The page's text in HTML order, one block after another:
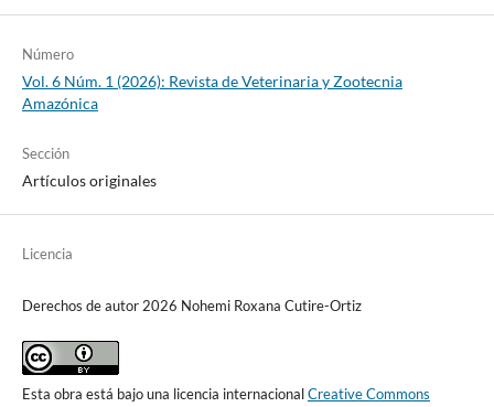
Número
Vol. 6 Núm. 1 (2026): Revista de Veterinaria y Zootecnia
Amazónica
Sección
Artículos originales
Licencia
Derechos de autor 2026 Nohemi Roxana Cutire-Ortiz
Esta obra está bajo una licencia internacionalCreative Commons